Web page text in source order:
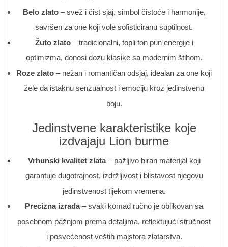
Belo zlato– svež i čist sjaj, simbol čistoće i harmonije,
savršen za one koji vole sofisticiranu suptilnost.
Žuto zlato– tradicionalni, topli ton pun energije i
optimizma, donosi dozu klasike sa modernim štihom.
Roze zlato – nežan i romantičan odsjaj, idealan za one koji
žele da istaknu senzualnost i emociju kroz jedinstvenu
boju.
Jedinstvene karakteristike koje
izdvajaju Lion burme
Vrhunski kvalitet zlata– pažljivo biran materijal koji
garantuje dugotrajnost, izdržljivost i blistavost njegovu
jedinstvenost tijekom vremena.
Precizna izrada– svaki komad ručno je oblikovan sa
posebnom pažnjom prema detaljima, reflektujući stručnost
i posvećenost veštih majstora zlatarstva.